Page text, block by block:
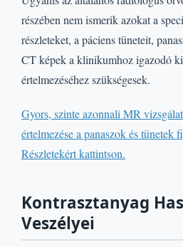
részében nem ismerik azokat a
részleteket, a páciens tüneteit,
CT képek a klinikumhoz igazodó
értelmezéséhez szükségesek.
Gyors, szinte azonnali MR
értelmezése a panaszok és tünetek
Részletekért kattintson.
Kontrasztanyag
Veszélyei